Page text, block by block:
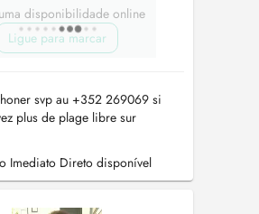
disponibilidade online
Ligue para marcar
svp au +352 269069 si
plus de plage libre sur
26906970 Mail:
Vous pouvez demander les
d'ordonnance via mail
garde :
Imediato Direto disponível